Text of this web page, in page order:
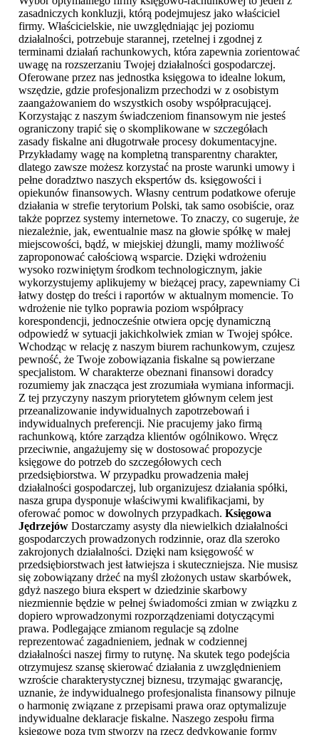
zasadniczych konkluzji, którą podejmujesz jako właściciel
firmy. Właścicielskie, nie uwzględniając jej poziomu
działalności, potrzebuje starannej, rzetelnej i zgodnej z
terminami działań rachunkowych, która zapewnia zorientować
uwagę na rozszerzaniu Twojej działalności gospodarczej.
Oferowane przez nas jednostka księgowa to idealne lokum,
wszędzie, gdzie profesjonalizm przechodzi w z osobistym
zaangażowaniem do wszystkich osoby współpracującej.
Korzystając z naszym świadczeniom finansowym nie jesteś
ograniczony trapić się o skomplikowane w szczegółach
zasady fiskalne ani długotrwałe procesy dokumentacyjne.
Przykładamy wagę na kompletną transparentny charakter,
dlatego zawsze możesz korzystać na proste warunki umowy i
pełne doradztwo naszych ekspertów ds. księgowości i
opiekunów finansowych. Własny centrum podatkowe oferuje
działania w strefie terytorium Polski, tak samo osobiście, oraz
także poprzez systemy internetowe. To znaczy, co sugeruje, że
niezależnie, jak, ewentualnie masz na głowie spółkę w małej
miejscowości, bądź, w miejskiej dżungli, mamy możliwość
zaproponować całościową wsparcie. Dzięki wdrożeniu
wysoko rozwiniętym środkom technologicznym, jakie
wykorzystujemy aplikujemy w bieżącej pracy, zapewniamy Ci
łatwy dostęp do treści i raportów w aktualnym momencie. To
wdrożenie nie tylko poprawia poziom współpracy
korespondencji, jednocześnie otwiera opcję dynamiczną
odpowiedź w sytuacji jakichkolwiek zmian w Twojej spółce.
Wchodząc w relację z naszym biurem rachunkowym, czujesz
pewność, że Twoje zobowiązania fiskalne są powierzane
specjalistom. W charakterze obeznani finansowi doradcy
rozumiemy jak znacząca jest zrozumiała wymiana informacji.
Z tej przyczyny naszym priorytetem głównym celem jest
przeanalizowanie indywidualnych zapotrzebowań i
indywidualnych preferencji. Nie pracujemy jako firmą
rachunkową, które zarządza klientów ogólnikowo. Wręcz
przeciwnie, angażujemy się w dostosować propozycje
księgowe do potrzeb do szczegółowych cech
przedsiębiorstwa. W przypadku prowadzenia małej
działalności gospodarczej, lub organizujesz działania spółki,
nasza grupa dysponuje właściwymi kwalifikacjami, by
oferować pomoc w dowolnych przypadkach. Księgowa
Jędrzejów Dostarczamy asysty dla niewielkich działalności
gospodarczych prowadzonych rodzinnie, oraz dla szeroko
zakrojonych działalności. Dzięki nam księgowość w
przedsiębiorstwach jest łatwiejsza i skuteczniejsza. Nie musisz
się zobowiązany drżeć na myśl złożonych ustaw skarbówek,
gdyż naszego biura ekspert w dziedzinie skarbowy
niezmiennie będzie w pełnej świadomości zmian w związku z
dopiero wprowadzonymi rozporządzeniami dotyczącymi
prawa. Podlegające zmianom regulacje są zdolne
reprezentować zagadnieniem, jednak w codziennej
działalności naszej firmy to rutynę. Na skutek tego podejścia
otrzymujesz szansę skierować działania z uwzględnieniem
wzroście charakterystycznej biznesu, trzymając gwarancję,
uznanie, że indywidualnego profesjonalista finansowy pilnuje
o harmonię związane z przepisami prawa oraz optymalizuje
indywidualne deklaracje fiskalne. Naszego zespołu firma
księgowe poza tym stworzy na rzecz dedykowanie formy